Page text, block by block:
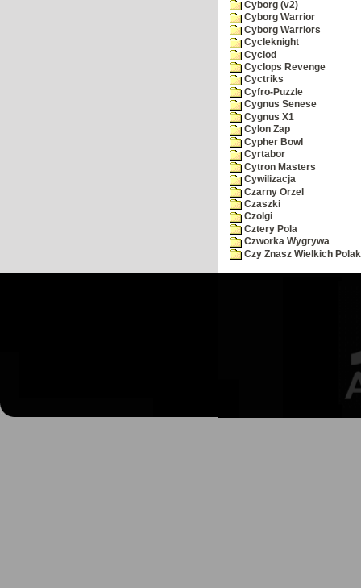
Cyborg (v2)
Cyborg Warrior
Cyborg Warriors
Cycleknight
Cyclod
Cyclops Revenge
Cyctriks
Cyfro-Puzzle
Cygnus Senese
Cygnus X1
Cylon Zap
Cypher Bowl
Cyrtabor
Cytron Masters
Cywilizacja
Czarny Orzel
Czaszki
Czolgi
Cztery Pola
Czworka Wygrywa
Czy Znasz Wielkich